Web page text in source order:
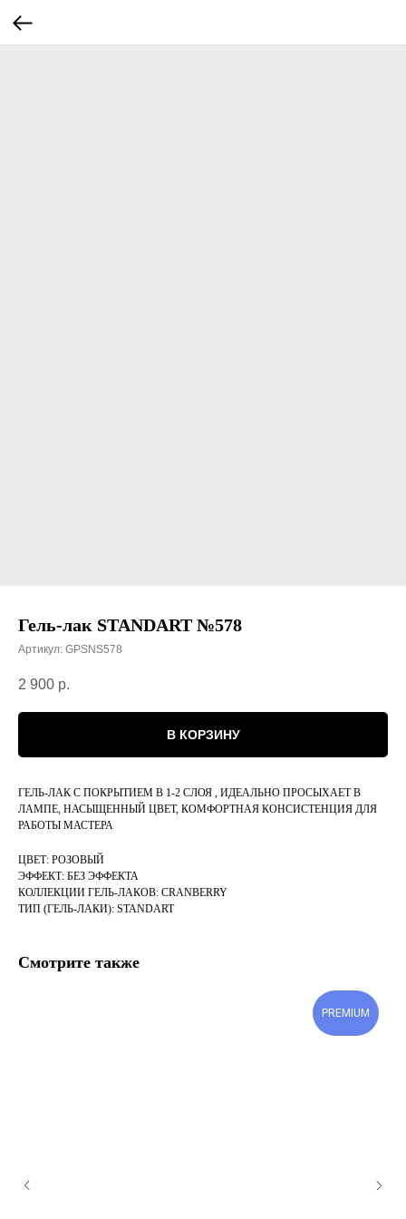
Гель-лак STANDART №578
Артикул: GPSNS578
2 900 р.
В КОРЗИНУ
ГЕЛЬ-ЛАК С ПОКРЫТИЕМ В 1-2 СЛОЯ , ИДЕАЛЬНО ПРОСЫХАЕТ В
ЛАМПЕ, НАСЫЩЕННЫЙ ЦВЕТ, КОМФОРТНАЯ КОНСИСТЕНЦИЯ ДЛЯ
РАБОТЫ МАСТЕРА
ЦВЕТ: РОЗОВЫЙ
ЭФФЕКТ: БЕЗ ЭФФЕКТА
КОЛЛЕКЦИИ ГЕЛЬ-ЛАКОВ: CRANBERRY
ТИП (ГЕЛЬ-ЛАКИ): STANDART
Смотрите также
PREMIUM